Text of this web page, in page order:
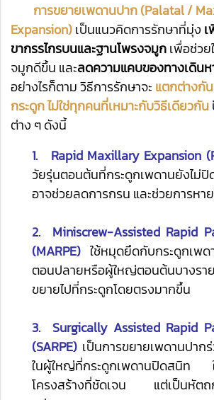
การขยายเพดานปาก (Palatal /
Expansion)เป็นแนวคิดการรักษาที่มุ่ง
ขากรรไกรบนและฐานโพรงจมูกเพื่อช่วย
จมูกดีขึ้น และลดความแคบของทางเดิน
อย่างไรก็ตาม วิธีการรักษาจะ แตกต่างกั
กระดูก ไม่ใช่ทุกคนที่เหมาะกับวิธีเดียวกัน
ต่าง ๆ ดังนี้
1. Rapid Maxillary Expansion
วัยรุ่นตอนต้นที่กระดูกเพดานยังไม่
อาจช่วยลดการกรน และช่วยการหา
2. Miniscrew-Assisted Rapid
(MARPE) ใช้หมุดยึดกับกระดูกเพ
ตอนปลายหรือผู้ใหญ่ตอนต้นบาง
ขยายไปที่กระดูกโดยตรงมากขึ้น
3. Surgically Assisted Rapid
(SARPE) เป็นการขยายเพดานปาก
ในผู้ใหญ่ที่กระดูกเพดานปิดสนิท
โครงสร้างที่ชัดเจน แต่เป็นหัตถ